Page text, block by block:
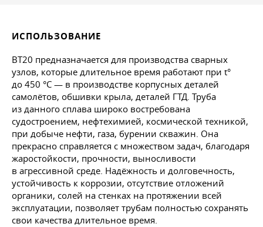
ИСПОЛЬЗОВАНИЕ
ВТ20 предназначается для производства сварных
узлов, которые длительное время работают при t°
до 450 °C — в производстве корпусных деталей
самолётов, обшивки крыла, деталей ГТД. Труба
из данного сплава широко востребована
судостроением, нефтехимией, космической техникой,
при добыче нефти, газа, бурении скважин. Она
прекрасно справляется с множеством задач, благодаря
жаростойкости, прочности, выносливости
в агрессивной среде. Надёжность и долговечность,
устойчивость к коррозии, отсутствие отложений
органики, солей на стенках на протяжении всей
эксплуатации, позволяет трубам полностью сохранять
свои качества длительное время.